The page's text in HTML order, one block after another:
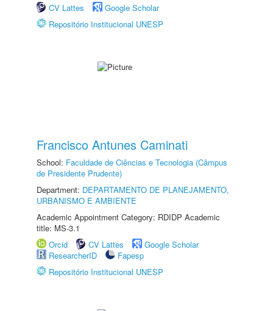
CV Lattes
Google Scholar
Repositório Institucional UNESP
Francisco Antunes Caminati
School: Faculdade de Ciências e Tecnologia (Câmpus
de Presidente Prudente)
Department: DEPARTAMENTO DE PLANEJAMENTO,
URBANISMO E AMBIENTE
Academic Appointment Category: RDIDP Academic
title: MS-3.1
Orcid
CV Lattes
Google Scholar
ResearcherID
Fapesp
Repositório Institucional UNESP